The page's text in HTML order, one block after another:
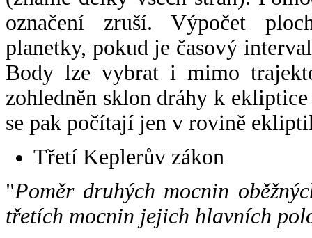
označení zruší. Výpočet
planetky, pokud je časový
Body lze vybrat i mimo
zohledněn sklon dráhy k
se pak počítají jen v rovině
Třetí Keplerův zákon
"Poměr druhých mocnin
třetích mocnin jejich hlavních